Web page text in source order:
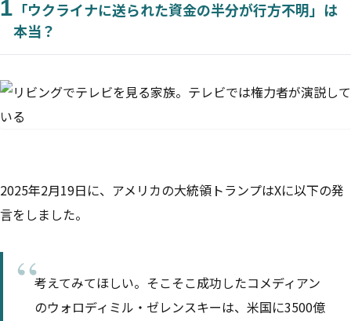
1 「ウクライナに送られた資金の半分が行方不明」は
本当？
2025年2月19日に、アメリカの大統領トランプはXに以下の発
言をしました。
考えてみてほしい。そこそこ成功したコメディアン
のウォロディミル・ゼレンスキーは、米国に3500億